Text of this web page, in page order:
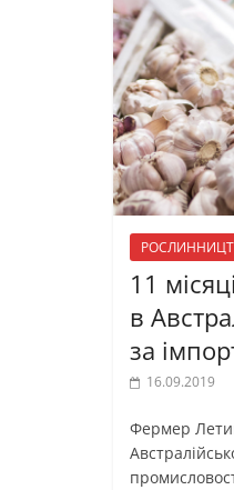
11
в
за
16.09.2019
Фермер